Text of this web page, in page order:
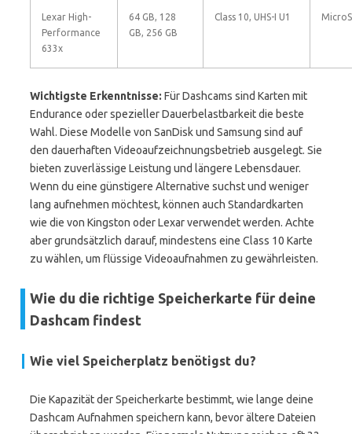
Lexar High-
Performance
633x
64 GB, 128
GB, 256 GB
Class 10, UHS-I U1
Wichtigste Erkenntnisse: Für Dashcams sind Karten mit
Endurance oder spezieller Dauerbelastbarkeit die beste
Wahl. Diese Modelle von SanDisk und Samsung sind auf
den dauerhaften Videoaufzeichnungsbetrieb ausgelegt. Sie
bieten zuverlässige Leistung und längere Lebensdauer.
Wenn du eine günstigere Alternative suchst und weniger
lang aufnehmen möchtest, können auch Standardkarten
wie die von Kingston oder Lexar verwendet werden. Achte
aber grundsätzlich darauf, mindestens eine Class 10 Karte
zu wählen, um flüssige Videoaufnahmen zu gewährleisten.
Wie du die richtige Speicherkarte für deine
Dashcam findest
Wie viel Speicherplatz benötigst du?
Die Kapazität der Speicherkarte bestimmt, wie lange deine
Dashcam Aufnahmen speichern kann, bevor ältere Dateien